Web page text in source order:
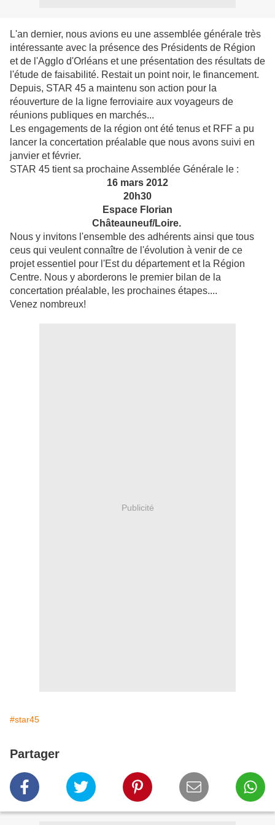
L'an dernier, nous avions eu une assemblée générale très
intéressante avec la présence des Présidents de Région
et de l'Agglo d'Orléans et une présentation des résultats de
l'étude de faisabilité. Restait un point noir, le financement.
Depuis, STAR 45 a maintenu son action pour la
réouverture de la ligne ferroviaire aux voyageurs de
réunions publiques en marchés...
Les engagements de la région ont été tenus et RFF a pu
lancer la concertation préalable que nous avons suivi en
janvier et février.
STAR 45 tient sa prochaine Assemblée Générale le :
16 mars 2012
20h30
Espace Florian
Châteauneuf/Loire.
Nous y invitons l'ensemble des adhérents ainsi que tous
ceus qui veulent connaître de l'évolution à venir de ce
projet essentiel pour l'Est du département et la Région
Centre. Nous y aborderons le premier bilan de la
concertation préalable, les prochaines étapes....
Venez nombreux!
Publicité
#star45
Partager